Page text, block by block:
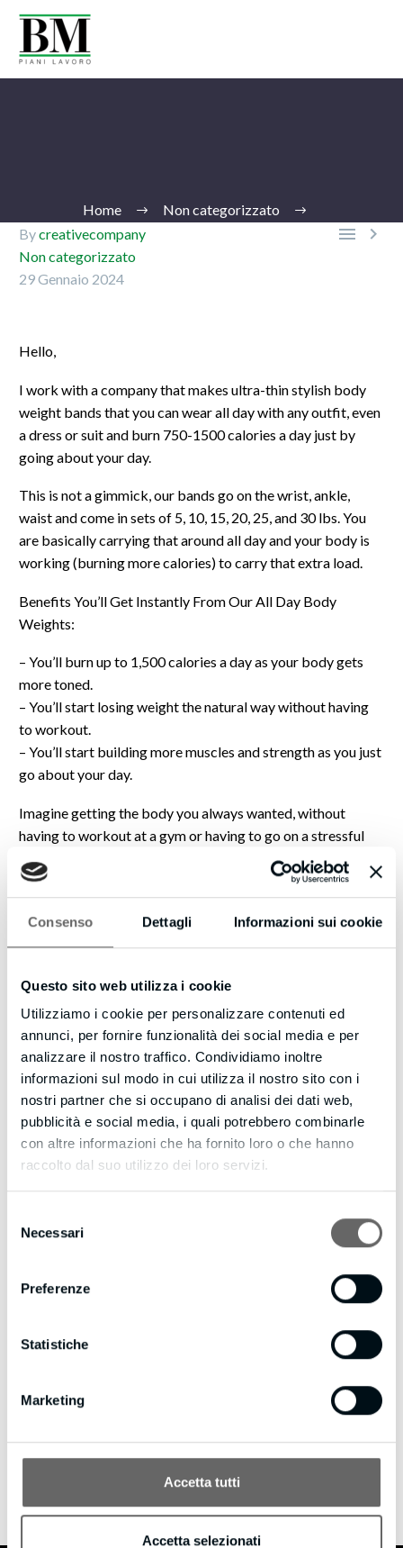
Consenso Dettagli Informazioni sui cookie
Questo sito web utilizza i cookie
Utilizziamo i cookie per personalizzare contenuti ed
annunci, per fornire funzionalità dei social media e per
analizzare il nostro traffico. Condividiamo inoltre
informazioni sul modo in cui utilizza il nostro sito con i
nostri partner che si occupano di analisi dei dati web,
pubblicità e social media, i quali potrebbero combinarle
con altre informazioni che ha fornito loro o che hanno
raccolto dal suo utilizzo dei loro servizi.
delNecessari
Preferenze
Statistiche
Marketing
Accetta tutti
Accetta selezionati
Home Non categorizzato
 
Bycreativecompany
Non categorizzato
29 Gennaio 2024
Hello,
I work with a company that makes ultra-thin stylish body
weight bands that you can wear all day with any outfit, even
a dress or suit and burn 750-1500 calories a day just by
going about your day.
This is not a gimmick, our bands go on the wrist, ankle,
waist and come in sets of 5, 10, 15, 20, 25, and 30 lbs. You
are basically carrying that around all day and your body is
working (burning more calories) to carry that extra load.
Benefits You’ll Get Instantly From Our All Day Body
Weights:
– You’ll burn up to 1,500 calories a day as your body gets
more toned.
– You’ll start losing weight the natural way without having
to workout.
– You’ll start building more muscles and strength as you just
go about your day.
Imagine getting the body you always wanted, without
having to workout at a gym or having to go on a stressful
diet. Well now you can, with Elebands.
Many of our clients are losing 2-3 pounds a week and
getting tremendous health benefits.
Visit our site now and get the body you always wanted:
https://bit.ly/elebands-special
Theresa Smith
Brand Ambassador
Elebands USA
GET STARTED NOW: https://bit.ly/elebands-special
creativecompany/ ABOUT AUTHOR